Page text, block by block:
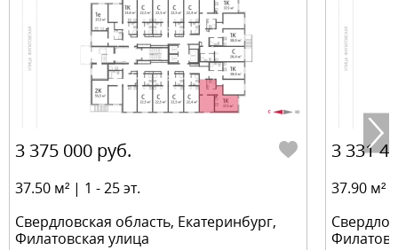
3 375 000 руб.
37.50 м² | 1 - 25 эт.
Свердловская область, Екатеринбург,
Филатовская улица
3 331
37.90 м²